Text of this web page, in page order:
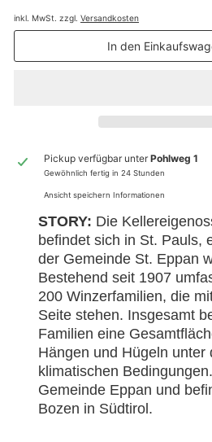
inkl. MwSt. zzgl. Versandkosten
In den
Pickup verfügbar unter Pohlweg 1
Gewöhnlich fertig in 24 Stunden
Ansicht speichern Informationen
STORY: Die
befindet sich in St. Pauls,
der Gemeinde St. Eppan
Bestehend seit 1907
200 Winzerfamilien, die
Seite stehen. Insgesamt
Familien eine
Hängen und Hügeln unter
klimatischen
Gemeinde Eppan und
Bozen in Südtirol.